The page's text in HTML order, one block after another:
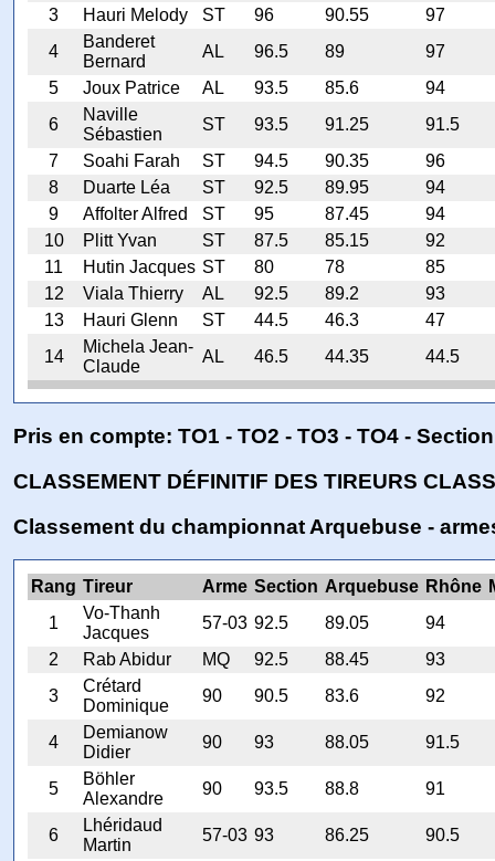
3
Hauri Melody ST 96 90.55
97
4
Banderet
Bernard
AL 96.5 89
97
5
Joux Patrice AL 93.5 85.6
94
6
Naville
Sébastien
ST 93.5 91.25
91.5
7
Soahi Farah ST 94.5 90.35
96
8
Duarte Léa ST 92.5 89.95
94
9
Affolter Alfred ST 95 87.45
94
10
Plitt Yvan ST 87.5 85.15
92
11
Hutin Jacques ST 80 78
85
12
Viala Thierry AL 92.5 89.2
93
13
Hauri Glenn ST 44.5 46.3
47
14
Michela Jean-
Claude
AL 46.5 44.35 44.5
Pris en compte: TO1 - TO2 - TO3 - TO4 -
CLASSEMENT DÉFINITIF DES TIREURS
Classement du championnat Arquebuse -
Rang Tireur Arme Section Arquebuse Rhône
1
Vo-Thanh
Jacques
57-03 92.5 89.05
94
2
Rab Abidur MQ 92.5 88.45
93
3
Crétard
Dominique
90 90.5 83.6 92
4
Demianow
Didier
90 93 88.05 91.5
5
Böhler
Alexandre
90 93.5 88.8 91
6
Lhéridaud
Martin
57-03 93 86.25 90.5